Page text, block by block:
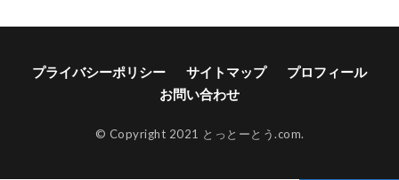
プライバシーポリシー サイトマップ
プロフィール
お問い合わせ
© Copyright 2021 とっとーとう.com.